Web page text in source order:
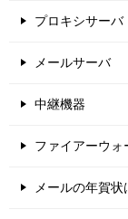
プロキシサーバ
メールサーバ
中継機器
ファイアーウォ
メールの年賀状